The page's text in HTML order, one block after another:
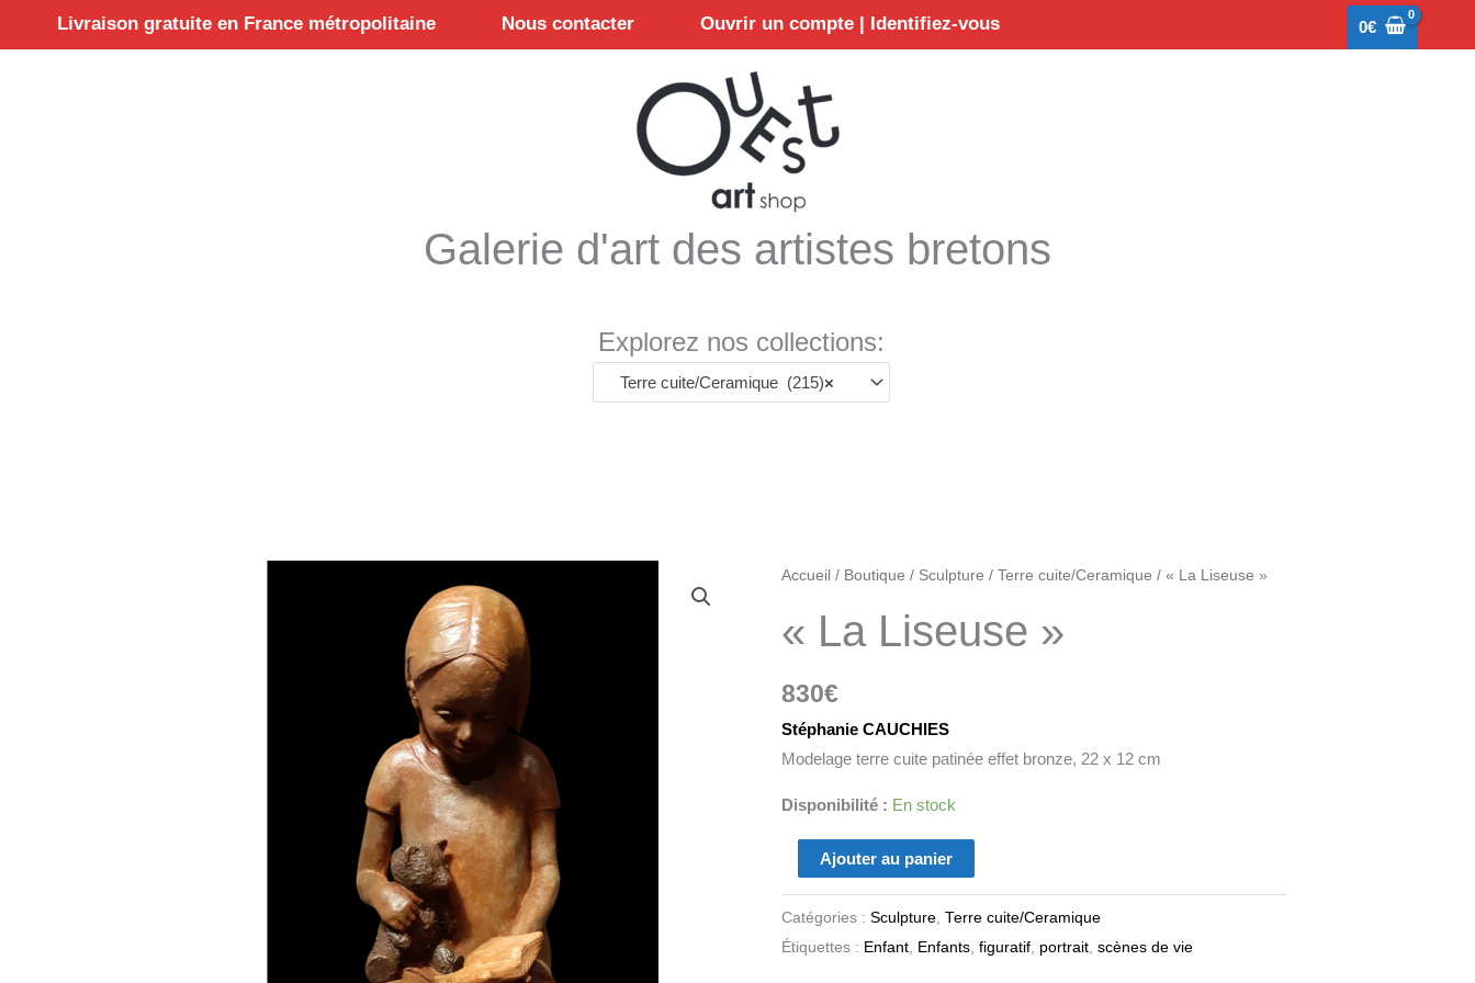
Livraison gratuite en France métropolitaine Nous contacter Ouvrir un compte | Identifiez-vous 0€
Galerie d'art des artistes bretons
Explorez nos collections:
×
Terre cuite/Ceramique (215)
Accueil / Boutique / Sculpture / Terre cuite/Ceramique / « La Liseuse »
« La Liseuse »
830€
Stéphanie CAUCHIES
Modelage terre cuite patinée effet bronze, 22 x 12 cm
Disponibilité : En stock
quantité
"La
Ajouter au panier
Catégories : Sculpture Terre cuite/Ceramique
Étiquettes : Enfant Enfants figuratif portrait scènes de vie